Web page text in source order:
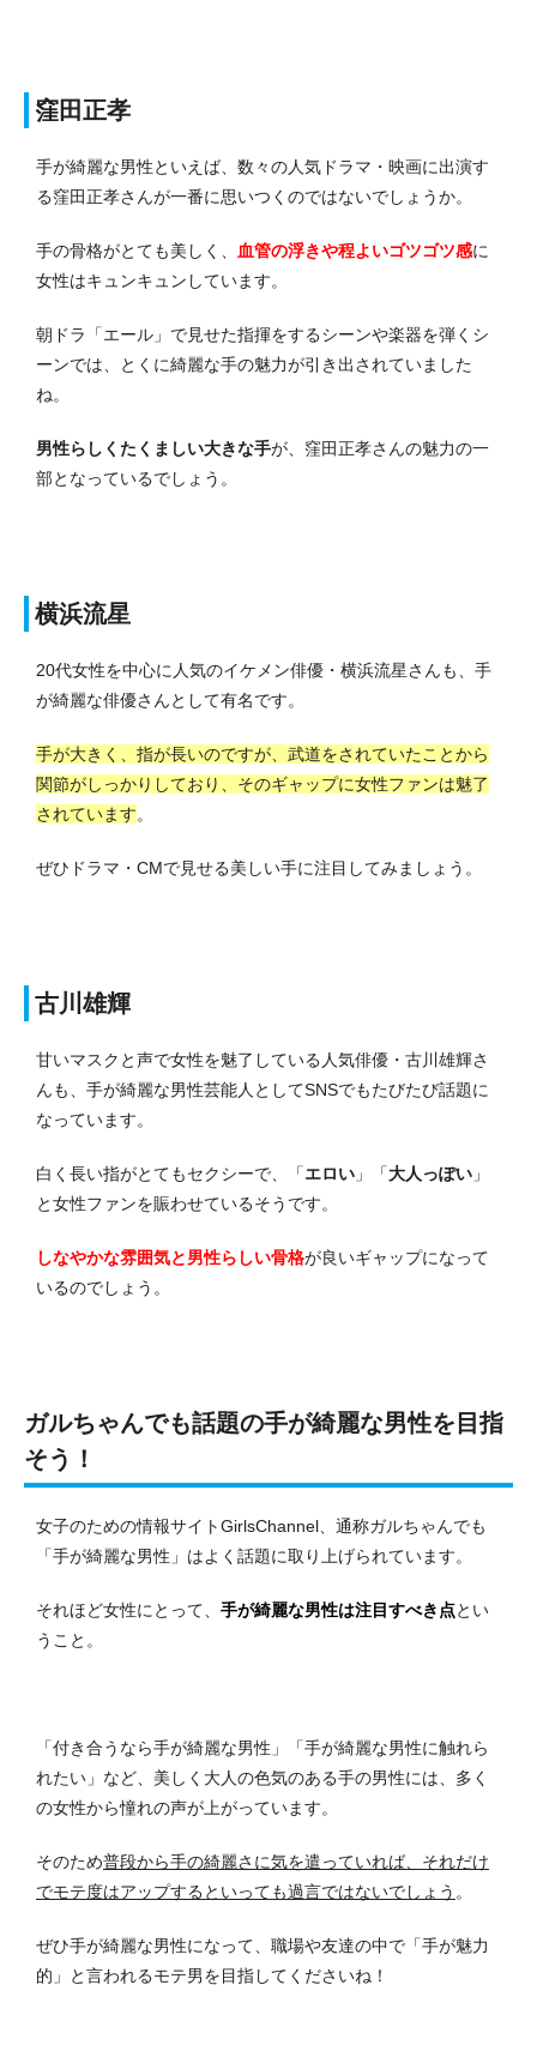
窪田正孝
手が綺麗な男性といえば、数々の人気ドラマ・映画に出演す
る窪田正孝さんが一番に思いつくのではないでしょうか。
手の骨格がとても美しく、 血管の浮きや程よいゴツゴツ感に
女性はキュンキュンしています。
朝ドラ「エール」で見せた指揮をするシーンや楽器を弾くシ
ーンでは、とくに綺麗な手の魅力が引き出されていました
ね。
男性らしくたくましい大きな手が、窪田正孝さんの魅力の一
部となっているでしょう。
横浜流星
20代女性を中心に人気のイケメン俳優・横浜流星さんも、手
が綺麗な俳優さんとして有名です。
手が大きく、指が長いのですが、武道をされていたことから
関節がしっかりしており、そのギャップに女性ファンは魅了
されています。
ぜひドラマ・CMで見せる美しい手に注目してみましょう。
古川雄輝
甘いマスクと声で女性を魅了している人気俳優・古川雄輝さ
んも、手が綺麗な男性芸能人としてSNSでもたびたび話題に
なっています。
白く長い指がとてもセクシーで、「エロい 」「大人っぽい 」
と女性ファンを賑わせているそうです。
しなやかな雰囲気と男性らしい骨格が良いギャップになって
いるのでしょう。
ガルちゃんでも話題の手が綺麗な男性を目指
そう！
女子のための情報サイトGirlsChannel、通称ガルちゃんでも
「手が綺麗な男性」はよく話題に取り上げられています。
それほど女性にとって、 手が綺麗な男性は注目すべき点とい
うこと。
「付き合うなら手が綺麗な男性」「手が綺麗な男性に触れら
れたい」など、美しく大人の色気のある手の男性には、多く
の女性から憧れの声が上がっています。
そのため普段から手の綺麗さに気を遣っていれば、それだけ
でモテ度はアップするといっても過言ではないでしょう 。
ぜひ手が綺麗な男性になって、職場や友達の中で「手が魅力
的」と言われるモテ男を目指してくださいね！